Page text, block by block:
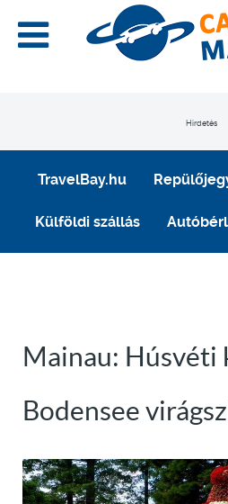
Hirdetés
TravelBay.hu
Külföldi szállás
Mainau: Húsvéti
Bodensee